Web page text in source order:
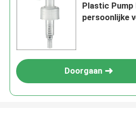
Plastic Pump
persoonlijke
Doorgaan